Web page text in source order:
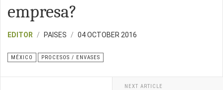
empresa?
EDITOR PAISES 04 OCTOBER 2016
MÉXICO PROCESOS / ENVASES
NEXT ARTICLE